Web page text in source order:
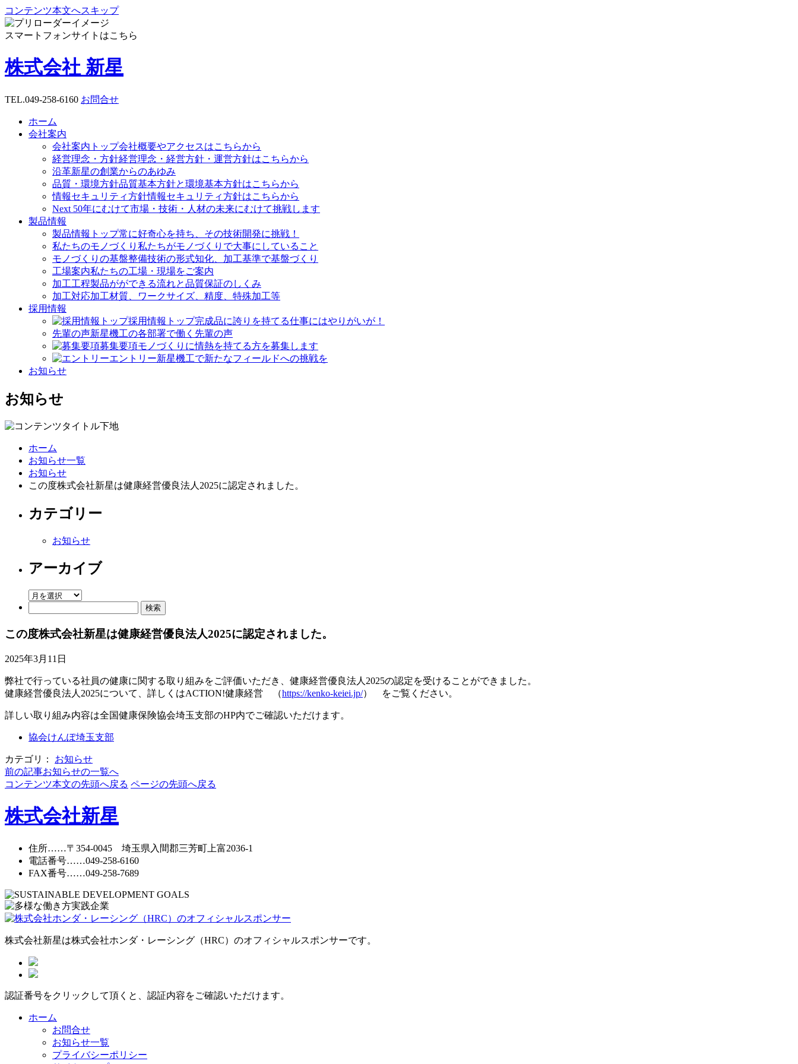
コンテンツ本文へスキップ
スマートフォンサイトはこちら
株式会社 新星
TEL.049-258-6160 お問合せ
ホーム
会社案内
会社案内トップ会社概要やアクセスはこちらから
経営理念・方針経営理念・経営方針・運営方針はこちらから
沿革新星の創業からのあゆみ
品質・環境方針品質基本方針と環境基本方針はこちらから
情報セキュリティ方針情報セキュリティ方針はこちらから
Next 50年にむけて市場・技術・人材の未来にむけて挑戦します
製品情報
製品情報トップ常に好奇心を持ち、その技術開発に挑戦！
私たちのモノづくり 私たちがモノづくりで大事にしていること
モノづくりの基盤整備技術の形式知化、加工基準で基盤づくり
工場案内私たちの工場・現場をご案内
加工工程製品がができる流れと品質保証のしくみ
加工対応加工材質、ワークサイズ、精度、特殊加工等
採用情報
採用情報トップ完成品に誇りを持てる仕事にはやりがいが！
先輩の声新星機工の各部署で働く先輩の声
募集要項モノづくりに情熱を持てる方を募集します
エントリー新星機工で新たなフィールドへの挑戦を
お知らせ
お知らせ
ホーム
お知らせ一覧
お知らせ
この度株式会社新星は健康経営優良法人2025に認定されました。
カテゴリー
お知らせ
アーカイブ
ア
イ
この度株式会社新星は健康経営優良法人2025に認定されました。
2025年3月11日
弊社で行っている社員の健康に関する取り組みをご評価いただき、健康経営優良法人2025の認定を受けることができました。
健康経営優良法人2025について、詳しくはACTION!健康経営 （https://kenko-keiei.jp/） をご覧ください。
詳しい取り組み内容は全国健康保険協会埼玉支部のHP内でご確認いただけます。
協会けんぽ埼玉支部
カテゴリ： お知らせ
前の記事お知らせの一覧へ
コンテンツ本文の先頭へ戻る ページの先頭へ戻る
株式会社新星
住所……〒354-0045 埼玉県入間郡三芳町上富2036-1
電話番号……049-258-6160
FAX番号……049-258-7689
株式会社新星は株式会社ホンダ・レーシング（HRC）のオフィシャルスポンサーです。
認証番号をクリックして頂くと、認証内容をご確認いただけます。
ホーム
お問合せ
お知らせ一覧
プライバシーポリシー